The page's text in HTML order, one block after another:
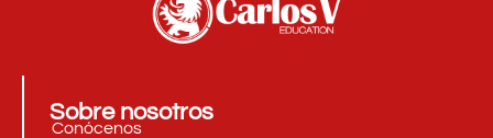
Sobre nosotros
Conócenos